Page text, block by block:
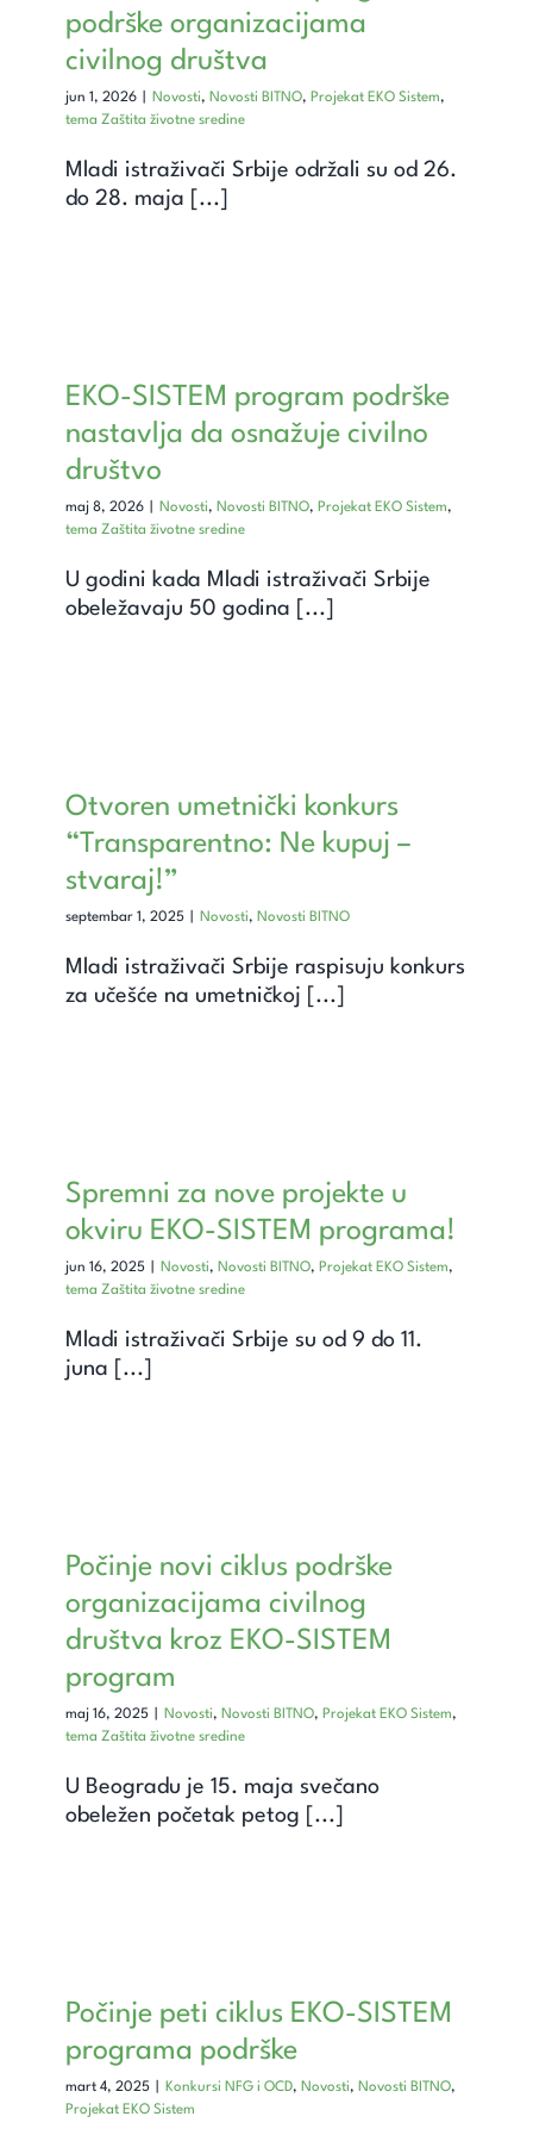
Unapredi znanje
Kontakt
podrške organizacijama
civilnog društva
jun 1, 2026 Novosti, Novosti BITNO, Projekat EKO Sistem,
tema Zaštita životne sredine
Mladi istraživači Srbije održali su od 26.
do 28. maja [...]
EKO-SISTEM program podrške
nastavlja da osnažuje civilno
društvo
maj 8, 2026 Novosti, Novosti BITNO, Projekat EKO Sistem,
tema Zaštita životne sredine
U godini kada Mladi istraživači Srbije
obeležavaju 50 godina [...]
Otvoren umetnički konkurs
“Transparentno: Ne kupuj –
stvaraj!”
septembar 1, 2025 Novosti, Novosti BITNO
Mladi istraživači Srbije raspisuju konkurs
za učešće na umetničkoj [...]
Spremni za nove projekte u
okviru EKO-SISTEM programa!
jun 16, 2025 Novosti, Novosti BITNO, Projekat EKO Sistem,
tema Zaštita životne sredine
Mladi istraživači Srbije su od 9 do 11.
juna [...]
Počinje novi ciklus podrške
organizacijama civilnog
društva kroz EKO-SISTEM
program
maj 16, 2025 Novosti, Novosti BITNO, Projekat EKO Sistem,
tema Zaštita životne sredine
U Beogradu je 15. maja svečano
obeležen početak petog [...]
Počinje peti ciklus EKO-SISTEM
programa podrške
mart 4, 2025 Konkursi NFG i OCD, Novosti, Novosti BITNO,
Projekat EKO Sistem